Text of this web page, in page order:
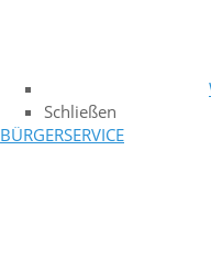
Schließen
BÜRGERSERVICE